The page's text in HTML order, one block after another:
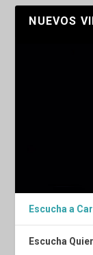
NUEVOS
Escucha a
Escucha